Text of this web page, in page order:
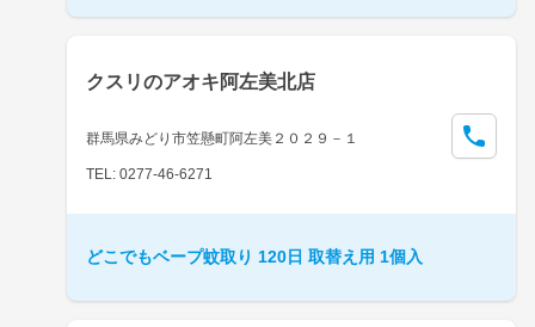
クスリのアオキ阿左美北店
群馬県みどり市笠懸町阿左美２０２９－１
TEL: 0277-46-6271
どこでもベープ蚊取り 120日 取替え用 1個入